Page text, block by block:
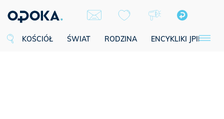
KOŚCIÓŁ ŚWIAT RODZINA ENCYKLIKI JPII